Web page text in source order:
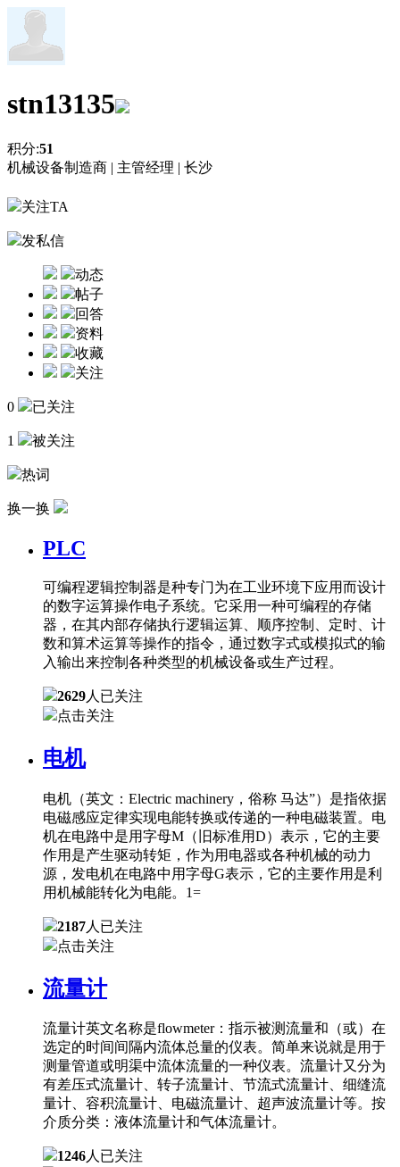
stn13135
积分:51
机械设备制造商 | 主管经理 | 长沙
关注TA
发私信
动态
帖子
回答
资料
收藏
关注
0 已关注
1 被关注
热词
换一换
PLC
可编程逻辑控制器是种专门为在工业环境下应用而设计
的数字运算操作电子系统。它采用一种可编程的存储
器，在其内部存储执行逻辑运算、顺序控制、定时、计
数和算术运算等操作的指令，通过数字式或模拟式的输
入输出来控制各种类型的机械设备或生产过程。
2629人已关注
点击关注
电机
电机（英文：Electric machinery，俗称 马达”）是指依据
电磁感应定律实现电能转换或传递的一种电磁装置。电
机在电路中是用字母M（旧标准用D）表示，它的主要
作用是产生驱动转矩，作为用电器或各种机械的动力
源，发电机在电路中用字母G表示，它的主要作用是利
用机械能转化为电能。1=
2187人已关注
点击关注
流量计
流量计英文名称是flowmeter：指示被测流量和（或）在
选定的时间间隔内流体总量的仪表。简单来说就是用于
测量管道或明渠中流体流量的一种仪表。流量计又分为
有差压式流量计、转子流量计、节流式流量计、细缝流
量计、容积流量计、电磁流量计、超声波流量计等。按
介质分类：液体流量计和气体流量计。
1246人已关注